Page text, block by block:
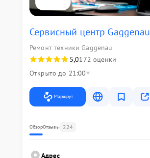
Сервисный центр Gaggenau
Ремонт техники Gaggenau
5,0172 оценки
Открыто до 21:00
Маршрут
ОбзорОтзывы 224
Адрес